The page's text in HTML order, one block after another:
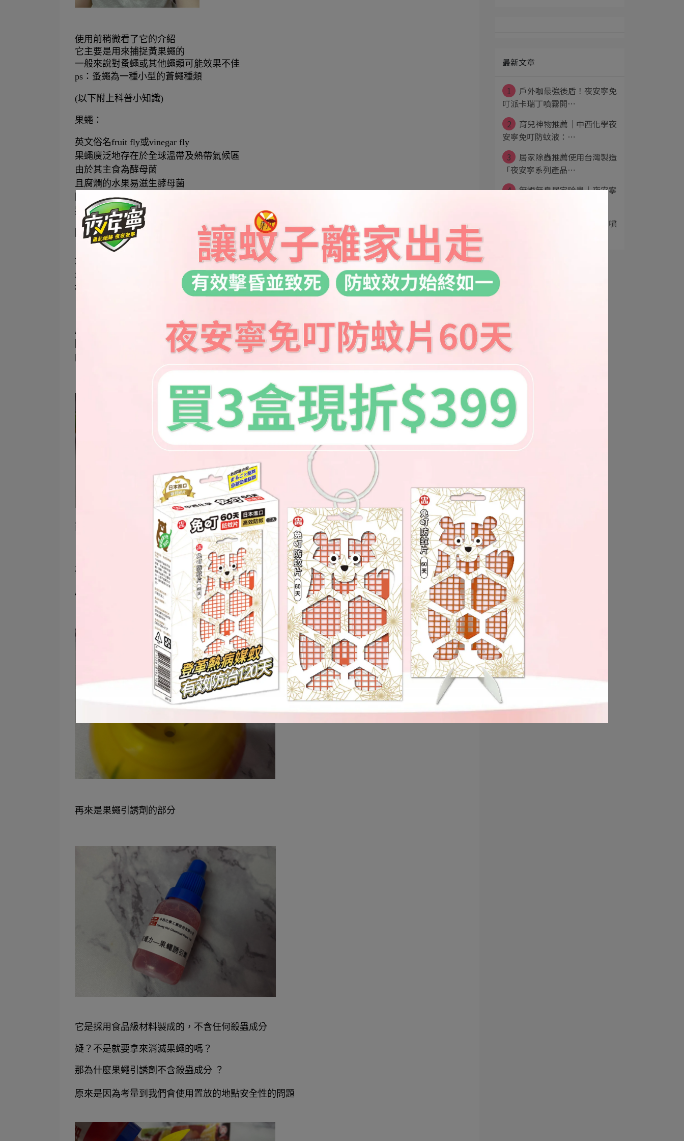
使用前稍微看了它的介紹
它主要是用來捕捉黃果蠅的
一般來說對蚤蠅或其他蠅類可能效果不佳
ps：蚤蠅為一種小型的蒼蠅種類
(以下附上科普小知識)
果蠅：
英文俗名fruit fly或vinegar fly
果蠅廣泛地存在於全球溫帶及熱帶氣候區
由於其主食為酵母菌
且腐爛的水果易滋生酵母菌
因此在人類的棲息地內如果園
菜市場等地區內皆可見其蹤跡
除了南北極外
目前至少有1000個以上的果蠅物種被發現
大部分的物種以腐爛的水果或植物體為食
少部分則只取用真菌
樹液或花粉為其食物
店家很貼心
除了果蠅引誘劑還附了一個外觀可愛蘋果造型的容器讓我不會直接的看到蟲蟲們密密麻麻被捕獲
的樣子
而且仔細看蘋果誘捕器內部是漏斗狀的設計
為什麼要這樣設計呢？
原來是要讓果蠅們只能住進去卻逃不出來啦
再來是果蠅引誘劑的部分
它是採用食品級材料製成的，不含任何殺蟲成分
疑？不是就要拿來消滅果蠅的嗎？
那為什麼果蠅引誘劑不含殺蟲成分 ？
原來是因為考量到我們會使用置放的地點安全性的問題
最新文章
1
戶外咖最強後盾！夜安寧免
叮派卡瑞丁噴霧開⋯
2
育兒神物推薦｜中西化學夜
安寧免叮防蚊液：⋯
3
居家除蟲推薦使用台灣製造
「夜安寧系列產品⋯
4 無煙無臭居家除蟲│夜安寧
夜安寧免叮派卡瑞丁防蚊噴